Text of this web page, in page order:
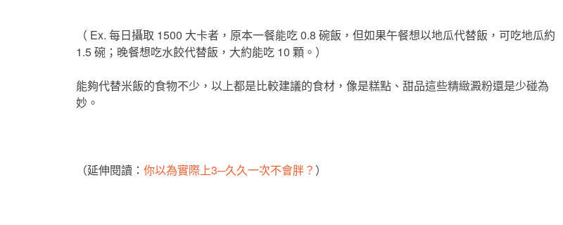
（ Ex. 每日攝取 1500 大卡者，原本一餐能吃 0.8 碗飯，但如果午餐想以地瓜代替飯，可吃地瓜約
1.5 碗；晚餐想吃水餃代替飯，大約能吃 10 顆。）
能夠代替米飯的食物不少，以上都是比較建議的食材，像是糕點、甜品這些精緻澱粉還是少碰為
妙。
（延伸閱讀： 你以為實際上3─久久一次不會胖？ ）